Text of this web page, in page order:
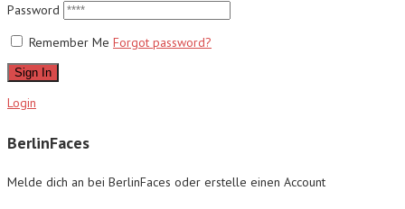
Password
Remember Me Forgot password?
Sign In
Login
BerlinFaces
Melde dich an bei BerlinFaces oder erstelle einen Account